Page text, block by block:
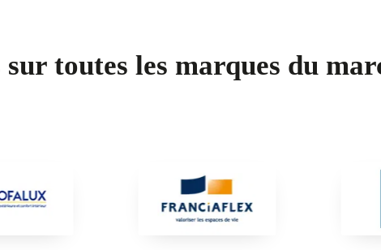
toutes les marques du